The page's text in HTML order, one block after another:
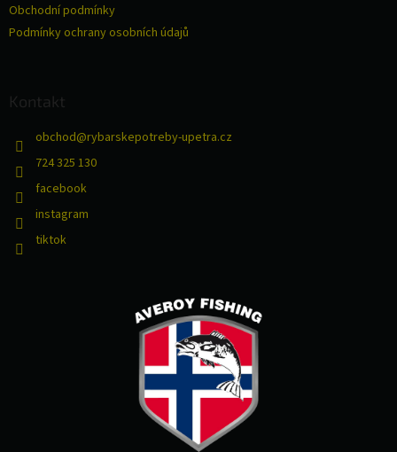
Obchodní podmínky
Podmínky ochrany osobních údajů
Kontakt
obchod@rybarskepotreby-upetra.cz
724 325 130
facebook
instagram
tiktok